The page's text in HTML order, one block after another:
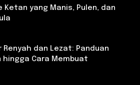
Ketan yang Manis, Pulen, dan
Renyah dan Lezat: Panduan
hingga Cara Membuat